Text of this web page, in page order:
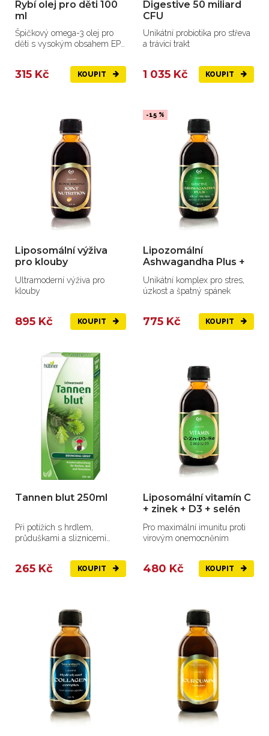
Rybí olej pro děti 100
ml
Špičkový omega-3 olej pro
děti s vysokým obsahem EPA
315 Kč KOUPIT
Digestive 50 miliard
CFU
Unikátní probiotika pro střeva
a trávicí trakt
1 035 Kč KOUPIT
Liposomální výživa
pro klouby
Ultramoderní výživa pro
klouby
895 Kč KOUPIT
-15 %
Lipozomální
Ashwagandha Plus +
Unikátní komplex pro stres,
úzkost a špatný spánek
775 Kč KOUPIT
Tannen blut 250ml
Při potížích s hrdlem,
průduškami a sliznicemi
265 Kč KOUPIT
Liposomální vitamín C
+ zinek + D3 + selén
Pro maximální imunitu proti
virovým onemocněním
480 Kč KOUPIT